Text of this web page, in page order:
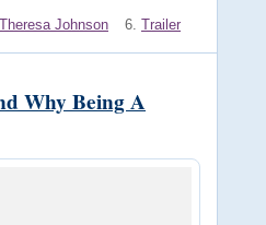
Johnson 6. Trailer
Why Being A